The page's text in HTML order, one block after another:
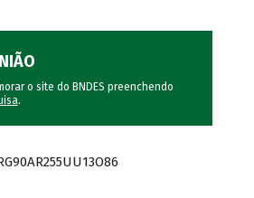
o site do BNDES preenchendo
.